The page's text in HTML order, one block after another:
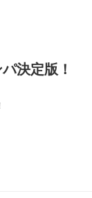
決定版！